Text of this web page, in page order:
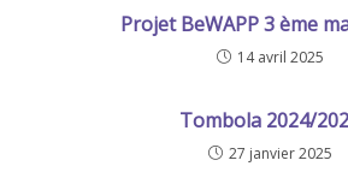
Projet BeWAPP 3 ème
14 avril 2025
Tombola 2024/
27 janvier 2025